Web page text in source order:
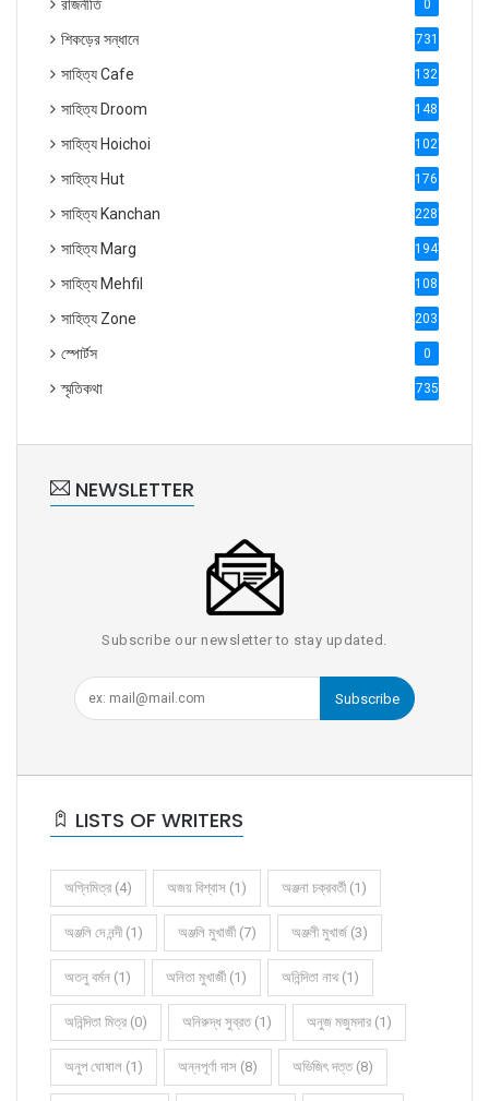
রাজনীতি 0
শিকড়ের সন্ধানে 731
সাহিত্য Cafe 1321
সাহিত্য Droom 1488
সাহিত্য Hoichoi 1027
সাহিত্য Hut 1769
সাহিত্য Kanchan 2287
সাহিত্য Marg 1947
সাহিত্য Mehfil 1088
সাহিত্য Zone 2035
স্পোর্টস 0
স্মৃতিকথা 735
NEWSLETTER
Subscribe our newsletter to stay updated.
Subscribe
LISTS OF WRITERS
অগ্নিমিত্র (4) অজয় বিশ্বাস (1) অঞ্জনা চক্রবর্তী (1)
অঞ্জলি দে নন্দী (1) অঞ্জলি মুখার্জী (7) অঞ্জলী মুখার্জ (3)
অতনু বর্মন (1) অনিতা মুখার্জী (1) অনিন্দিতা নাথ (1)
অনিন্দিতা মিত্র (0) অনিরুদ্ধ সুব্রত (1) অনুজ মজুমদার (1)
অনুপ ঘোষাল (1) অন্নপূর্ণা দাস (8) অভিজিৎ দত্ত (8)